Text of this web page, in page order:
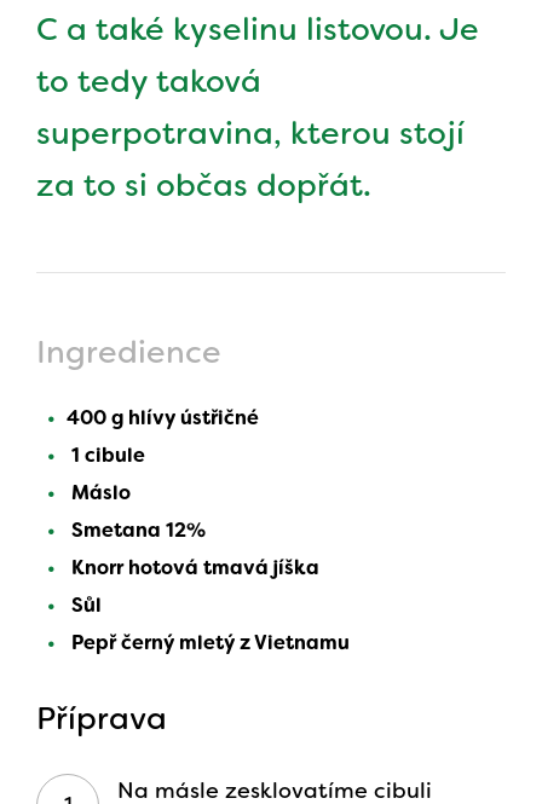
C a také kyselinu listovou. Je
to tedy taková
superpotravina, kterou stojí
za to si občas dopřát.
Ingredience
400 g hlívy ústřičné
1 cibule
Máslo
Smetana 12%
Knorr hotová tmavá jíška
Sůl
Pepř černý mletý z Vietnamu
Příprava
Na másle zesklovatíme cibuli